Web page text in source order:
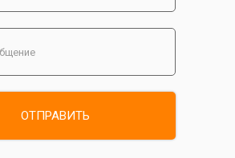
ОТПРАВИТЬ